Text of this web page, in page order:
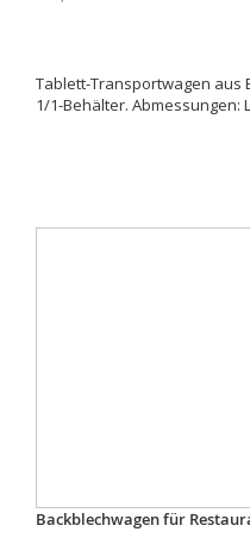
Tablett-Transportwagen aus
1/1-Behälter. Abmessungen:
Backblechwagen für